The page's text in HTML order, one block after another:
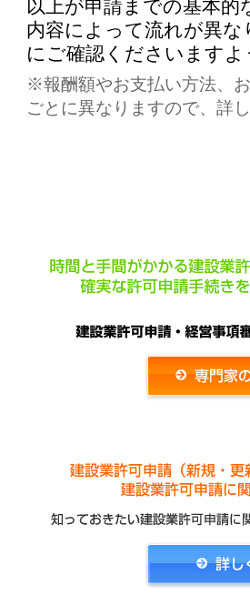
以上が申請までの基本
内容によって流れが異
にご確認くださいます
※報酬額やお支払い方法、
ごとに異なりますので、詳